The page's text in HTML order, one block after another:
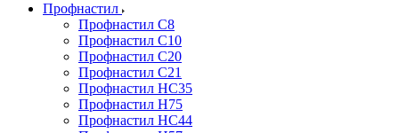
Профнастил
Профнастил С8
Профнастил С10
Профнастил С20
Профнастил С21
Профнастил НС35
Профнастил Н75
Профнастил HC44